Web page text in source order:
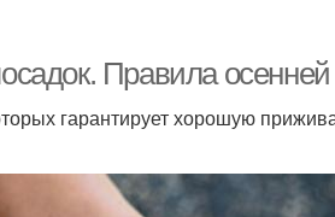
Правила осенней
гарантирует хорошую